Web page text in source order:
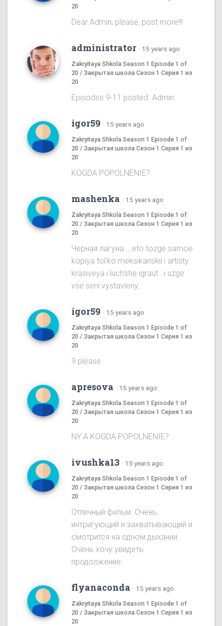
20
Dear Admin, please, post more!!!
administrator · 15 years ago
Zakryitaya Shkola Season 1 Episode 1 of
20 / Закрытая школа Сезон 1 Серия 1 из
20
Episodes 9-11 posted. Admin.
igor59 · 15 years ago
Zakryitaya Shkola Season 1 Episode 1 of
20 / Закрытая школа Сезон 1 Серия 1 из
20
KOGDA POPOLNENIE?
mashenka · 15 years ago
Zakryitaya Shkola Season 1 Episode 1 of
20 / Закрытая школа Сезон 1 Серия 1 из
20
Черная лагуна ...eto tozge samoe
kopiya tol'ko meksikanskii i artisty
krasiveya i luch'she igraut ..i uzge
vse serii vystavleny..
igor59 · 15 years ago
Zakryitaya Shkola Season 1 Episode 1 of
20 / Закрытая школа Сезон 1 Серия 1 из
20
9 please
apresova · 15 years ago
Zakryitaya Shkola Season 1 Episode 1 of
20 / Закрытая школа Сезон 1 Серия 1 из
20
NY A KOGDA POPOLNENIE?
ivushka13 · 15 years ago
Zakryitaya Shkola Season 1 Episode 1 of
20 / Закрытая школа Сезон 1 Серия 1 из
20
Отличный фильм. Очень
интригующий и захватывающий и
смотрится на одном дыхании.
Очень хочу увидеть
продолжение.
flyanaconda · 15 years ago
Zakryitaya Shkola Season 1 Episode 1 of
20 / Закрытая школа Сезон 1 Серия 1 из
20